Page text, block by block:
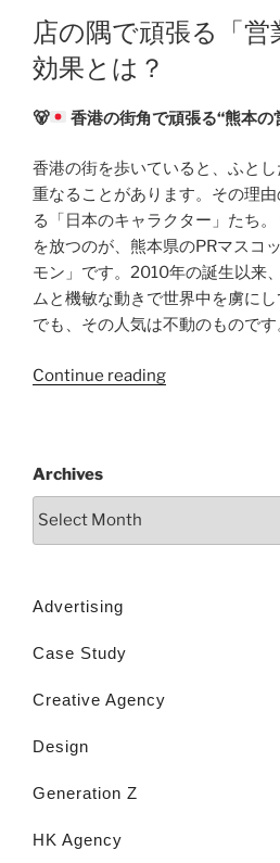
店の隅で頑張る「営
効果とは？
🐻 香港の街角で頑張る“熊本の
香港の街を歩いていると、ふと
重なることがあります。その理
る「日本のキャラクター」たち
を放つのが、熊本県のPRマスコ
モン」です。2010年の誕生以来
ムと機敏な動きで世界中を虜に
でも、その人気は不動のものです
Continue reading
Archives
Advertising
Case Study
Creative Agency
Design
Generation Z
HK Agency